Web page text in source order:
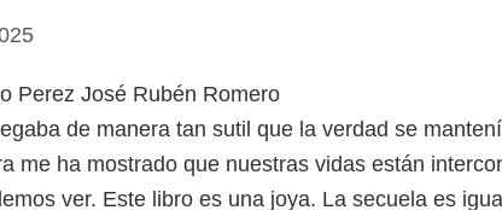
Perez José Rubén Romero
de manera tan sutil que la verdad se
me ha mostrado que nuestras vidas están
ver. Este libro es una joya. La secuela es